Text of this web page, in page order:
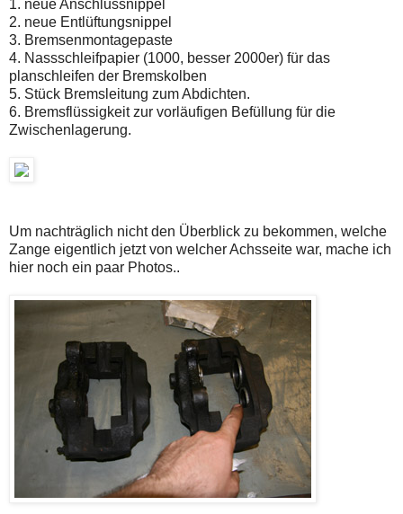
1. neue Anschlussnippel
2. neue Entlüftungsnippel
3. Bremsenmontagepaste
4. Nassschleifpapier (1000, besser 2000er) für das
planschleifen der Bremskolben
5. Stück Bremsleitung zum Abdichten.
6. Bremsflüssigkeit zur vorläufigen Befüllung für die
Zwischenlagerung.
Um nachträglich nicht den Überblick zu bekommen, welche
Zange eigentlich jetzt von welcher Achsseite war, mache ich
hier noch ein paar Photos..